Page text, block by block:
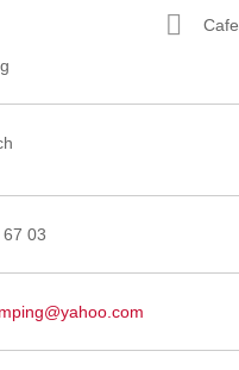
Cafe
03